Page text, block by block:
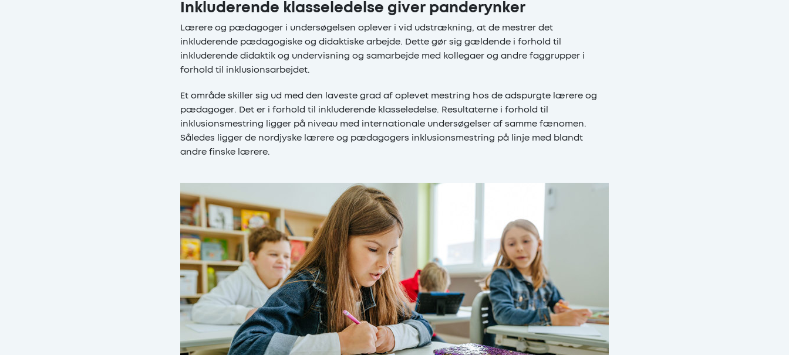
Inkluderende klasseledelse giver panderynker
Lærere og pædagoger i undersøgelsen oplever i vid udstrækning, at de mestrer det
inkluderende pædagogiske og didaktiske arbejde. Dette gør sig gældende i forhold til
inkluderende didaktik og undervisning og samarbejde med kollegaer og andre faggrupper i
forhold til inklusionsarbejdet.
Et område skiller sig ud med den laveste grad af oplevet mestring hos de adspurgte lærere og
pædagoger. Det er i forhold til inkluderende klasseledelse. Resultaterne i forhold til
inklusionsmestring ligger på niveau med internationale undersøgelser af samme fænomen.
Således ligger de nordjyske lærere og pædagogers inklusionsmestring på linje med blandt
andre finske lærere.